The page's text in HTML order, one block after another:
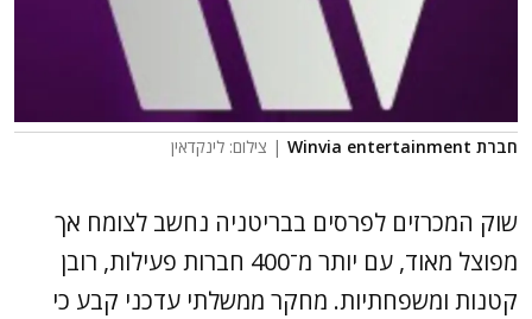
חברת Winvia entertainment | צילום: לינקדאין
שוק המכרזים לפרסים בבריטניה נחשב לצומח אך
מפוצל מאוד, עם יותר מ־400 חברות פעילות, רובן
קטנות ומשפחתיות. מחקר ממשלתי עדכני קבע כי